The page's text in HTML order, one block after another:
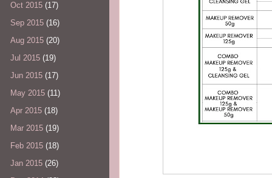
Oct 2015 (17)
Sep 2015 (16)
Aug 2015 (20)
Jul 2015 (19)
Jun 2015 (17)
May 2015 (11)
Apr 2015 (18)
Mar 2015 (19)
Feb 2015 (18)
Jan 2015 (26)